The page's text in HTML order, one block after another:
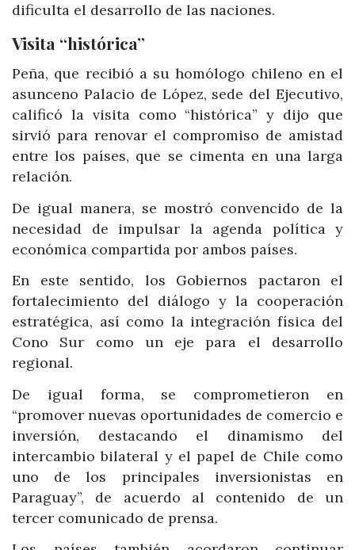
dificulta el desarrollo de las naciones.
Visita “histórica”
Peña, que recibió a su homólogo chileno en el
asunceno Palacio de López, sede del Ejecutivo,
calificó la visita como “histórica” y dijo que
sirvió para renovar el compromiso de amistad
entre los países, que se cimenta en una larga
relación.
De igual manera, se mostró convencido de la
necesidad de impulsar la agenda política y
económica compartida por ambos países.
En este sentido, los Gobiernos pactaron el
fortalecimiento del diálogo y la cooperación
estratégica, así como la integración física del
Cono Sur como un eje para el desarrollo
regional.
De igual forma, se comprometieron en
“promover nuevas oportunidades de comercio e
inversión, destacando el dinamismo del
intercambio bilateral y el papel de Chile como
uno de los principales inversionistas en
Paraguay”, de acuerdo al contenido de un
tercer comunicado de prensa.